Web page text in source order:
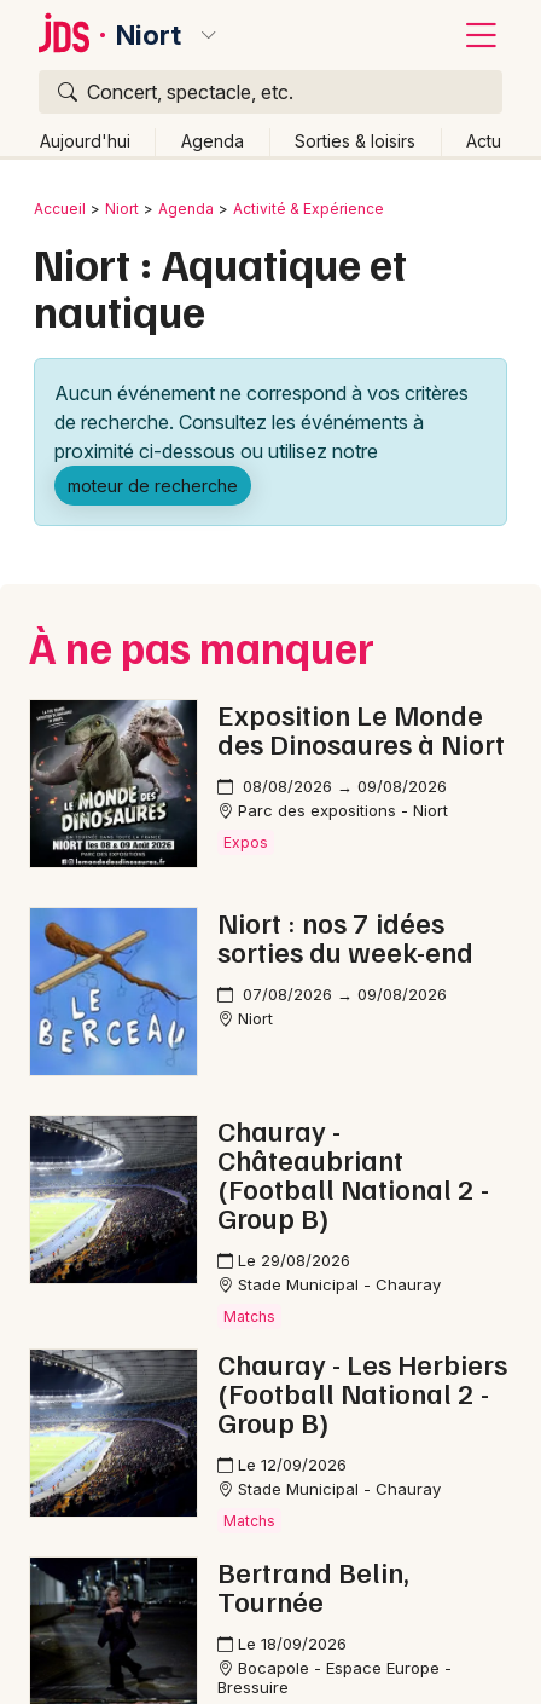
Niort
Concert, spectacle, etc.
Aujourd'hui Agenda Sorties & loisirs Actu
Publier un événement
Grands événements
Activité & Expérience
Manifestations
Foires & salons
Concerts
Sports
Soirées
Sorties famille
Sorties & loisirs
Aquatique nautique dans les Deux-Sèvres
Aquatique nautique en Poitou-Charente
Aquatique nautique en Nouvelle-Aquitaine
Newsletter des sorties
Artistes en tournée
Actus à Niort
Magazine à Niort
Choisir mes départements
Bordeaux
Colmar
Lille
Lyon
Marseille
Mulhouse
Nice
Paris
Strasbourg
Toulouse
Toutes les villes
Retour
Accueil Niort Agenda Activité & Expérience
Niort : Aquatique et
nautique
Aucun événement ne correspond à vos critères
de recherche. Consultez les événéments à
proximité ci-dessous ou utilisez notre
moteur de recherche
À ne pas manquer
Exposition Le Monde
des Dinosaures à Niort
08/08/2026 → 09/08/2026
Parc des expositions - Niort
Expos
Niort : nos 7 idées
sorties du week-end
07/08/2026 → 09/08/2026
Niort
Chauray -
Châteaubriant
(Football National 2 -
Group B)
Le 29/08/2026
Stade Municipal - Chauray
Matchs
Chauray - Les Herbiers
(Football National 2 -
Group B)
Le 12/09/2026
Stade Municipal - Chauray
Matchs
Bertrand Belin,
Tournée
Le 18/09/2026
Bocapole - Espace Europe -
Bressuire
Quoi ?
Où ?
Partout
Près de moi Changer de lieu
Quand ?
Aujourd'hui
Demain Ce week-end Autre